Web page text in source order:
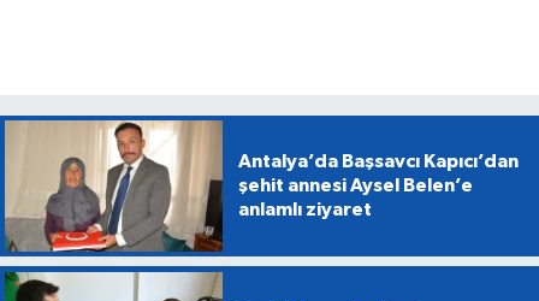
Antalya’da Başsavcı Kapıcı’dan
şehit annesi Aysel Belen’e
anlamlı ziyaret